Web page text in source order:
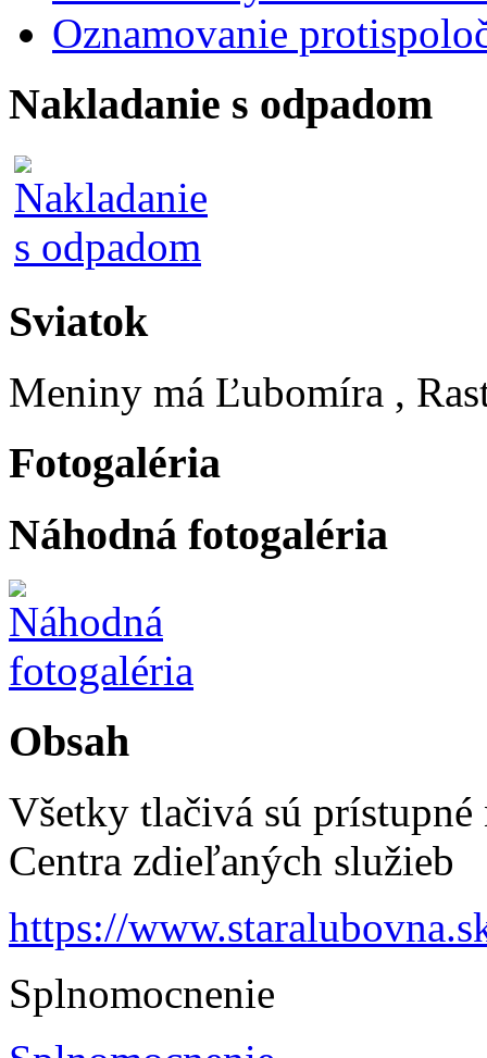
Oznamovanie
Nakladanie s odpadom
Sviatok
Meniny má Ľubomíra ,
Fotogaléria
Náhodná fotogaléria
Obsah
Všetky tlačivá sú prístupné
Centra zdieľaných služieb
https://
Splnomocnenie